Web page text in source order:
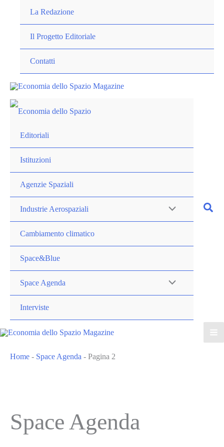
contenuto
La Redazione
Il Progetto Editoriale
Contatti
Editoriali
Istituzioni
Agenzie Spaziali
Industrie Aerospaziali
Cambiamento climatico
Space&Blue
Space Agenda
Interviste
Home - Space Agenda - Pagina 2
Space Agenda